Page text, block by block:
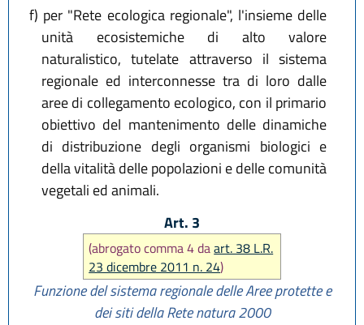
f) per "Rete ecologica regionale", l'insieme delle
unità ecosistemiche di alto valore
naturalistico, tutelate attraverso il sistema
regionale ed interconnesse tra di loro dalle
aree di collegamento ecologico, con il primario
obiettivo del mantenimento delle dinamiche
di distribuzione degli organismi biologici e
della vitalità delle popolazioni e delle comunità
vegetali ed animali.
Art. 3
(abrogato comma 4 daart. 38 L.R.
23 dicembre 2011 n. 24)
Funzione del sistema regionale delle Aree protette e
dei siti della Rete natura 2000